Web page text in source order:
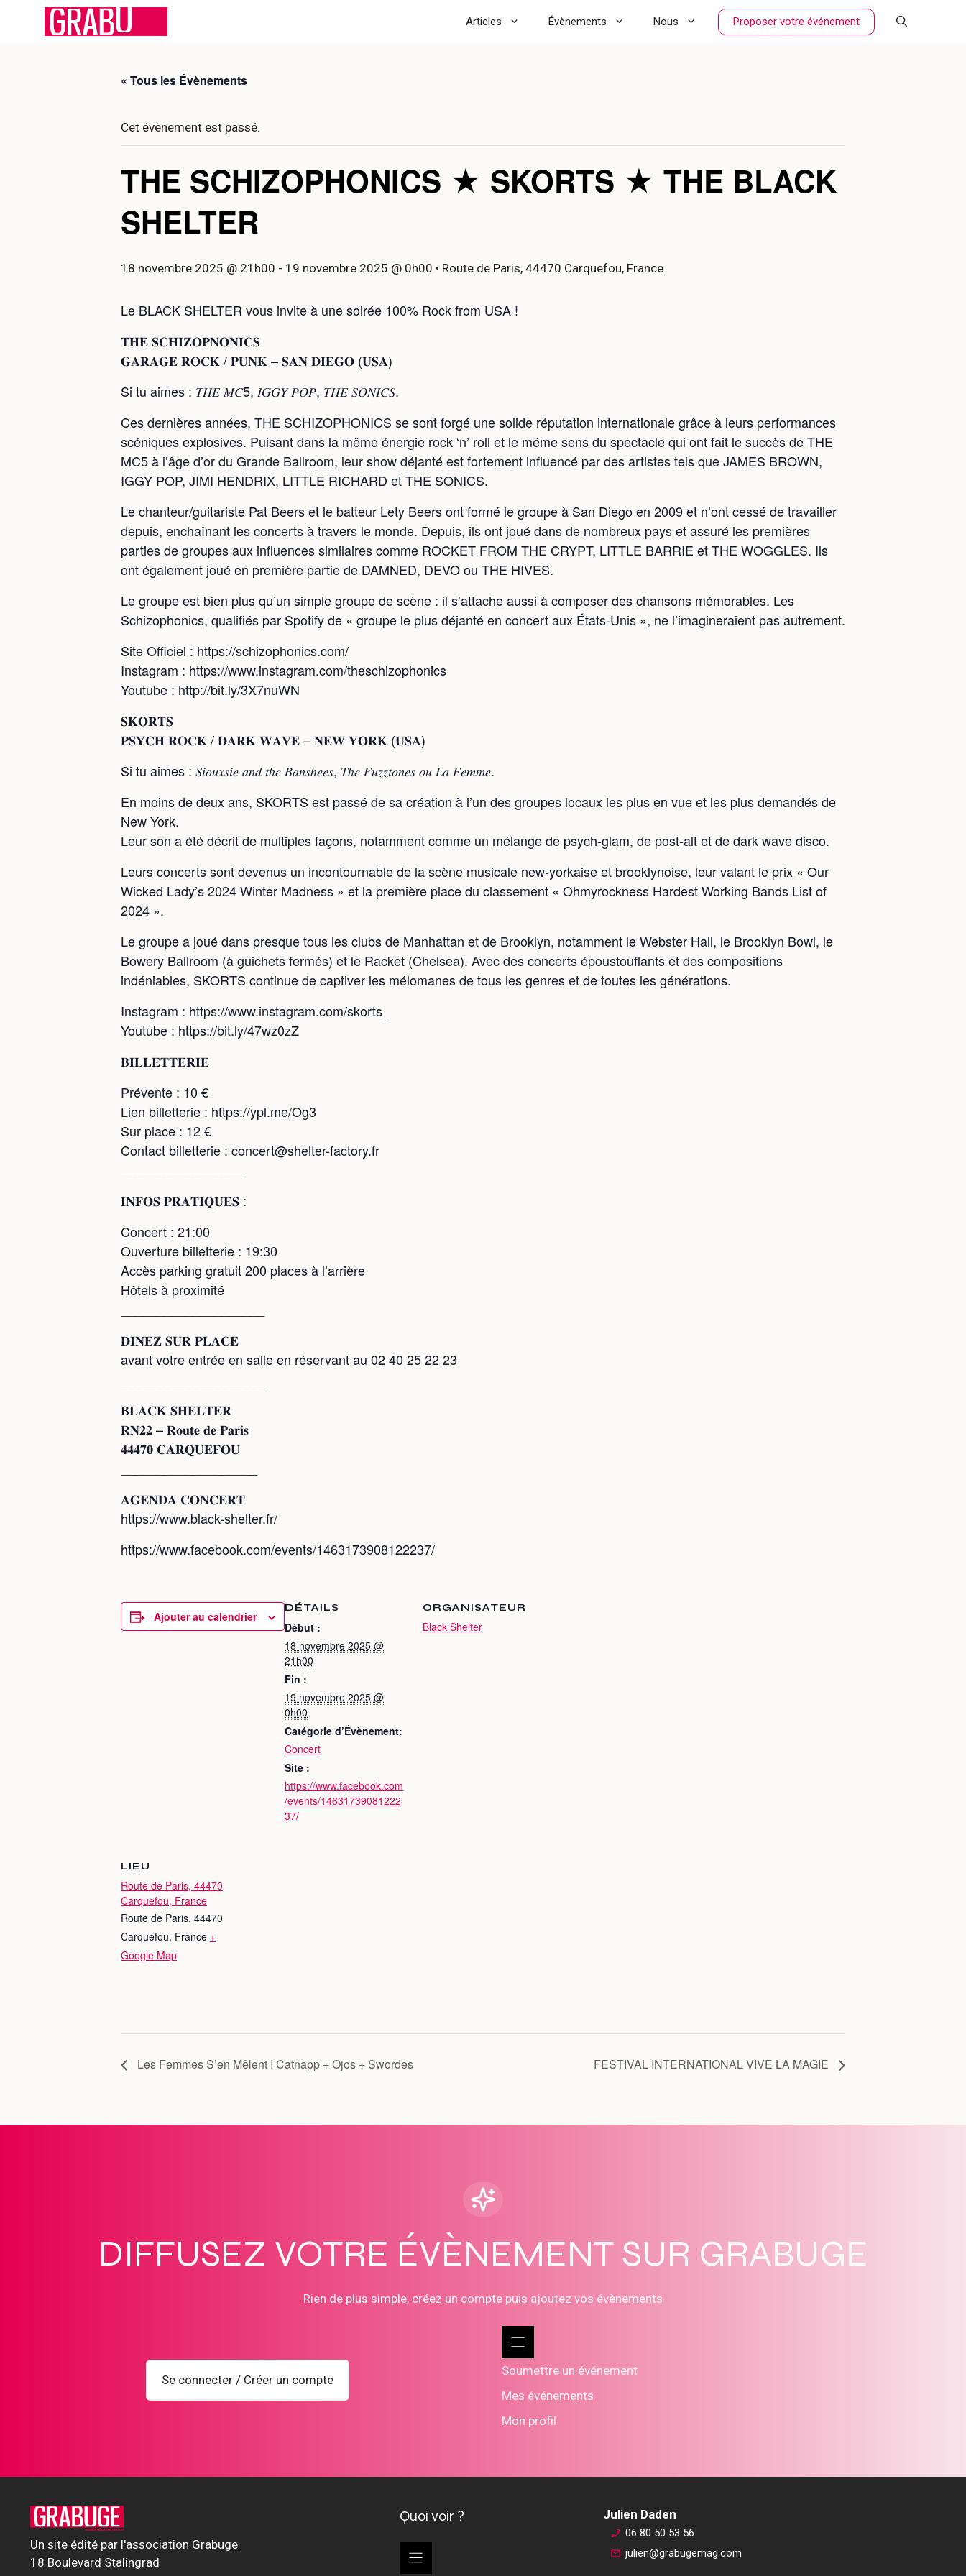
Articles Évènements Nous Proposer votre événement
« Tous les Évènements
Cet évènement est passé.
THE SCHIZOPHONICS ★ SKORTS ★ THE BLACK
SHELTER
18 novembre 2025 @ 21h00 - 19 novembre 2025 @ 0h00 • Route de Paris, 44470 Carquefou, France
Le BLACK SHELTER vous invite à une soirée 100% Rock from USA !
𝐓𝐇𝐄 𝐒𝐂𝐇𝐈𝐙𝐎𝐏𝐍𝐎𝐍𝐈𝐂𝐒
𝐆𝐀𝐑𝐀𝐆𝐄 𝐑𝐎𝐂𝐊 / 𝐏𝐔𝐍𝐊 – 𝐒𝐀𝐍 𝐃𝐈𝐄𝐆𝐎 (𝐔𝐒𝐀)
Si tu aimes : 𝑇𝐻𝐸 𝑀𝐶5, 𝐼𝐺𝐺𝑌 𝑃𝑂𝑃, 𝑇𝐻𝐸 𝑆𝑂𝑁𝐼𝐶𝑆.
Ces dernières années, THE SCHIZOPHONICS se sont forgé une solide réputation internationale grâce à leurs performances
scéniques explosives. Puisant dans la même énergie rock ‘n’ roll et le même sens du spectacle qui ont fait le succès de THE
MC5 à l’âge d’or du Grande Ballroom, leur show déjanté est fortement influencé par des artistes tels que JAMES BROWN,
IGGY POP, JIMI HENDRIX, LITTLE RICHARD et THE SONICS.
Le chanteur/guitariste Pat Beers et le batteur Lety Beers ont formé le groupe à San Diego en 2009 et n’ont cessé de travailler
depuis, enchaînant les concerts à travers le monde. Depuis, ils ont joué dans de nombreux pays et assuré les premières
parties de groupes aux influences similaires comme ROCKET FROM THE CRYPT, LITTLE BARRIE et THE WOGGLES. Ils
ont également joué en première partie de DAMNED, DEVO ou THE HIVES.
Le groupe est bien plus qu’un simple groupe de scène : il s’attache aussi à composer des chansons mémorables. Les
Schizophonics, qualifiés par Spotify de « groupe le plus déjanté en concert aux États-Unis », ne l’imagineraient pas autrement.
Site Officiel : https://schizophonics.com/
Instagram : https://www.instagram.com/theschizophonics
Youtube : http://bit.ly/3X7nuWN
𝐒𝐊𝐎𝐑𝐓𝐒
𝐏𝐒𝐘𝐂𝐇 𝐑𝐎𝐂𝐊 / 𝐃𝐀𝐑𝐊 𝐖𝐀𝐕𝐄 – 𝐍𝐄𝐖 𝐘𝐎𝐑𝐊 (𝐔𝐒𝐀)
Si tu aimes : 𝑆𝑖𝑜𝑢𝑥𝑠𝑖𝑒 𝑎𝑛𝑑 𝑡ℎ𝑒 𝐵𝑎𝑛𝑠ℎ𝑒𝑒𝑠, 𝑇ℎ𝑒 𝐹𝑢𝑧𝑧𝑡𝑜𝑛𝑒𝑠 𝑜𝑢 𝐿𝑎 𝐹𝑒𝑚𝑚𝑒.
En moins de deux ans, SKORTS est passé de sa création à l’un des groupes locaux les plus en vue et les plus demandés de
New York.
Leur son a été décrit de multiples façons, notamment comme un mélange de psych-glam, de post-alt et de dark wave disco.
Leurs concerts sont devenus un incontournable de la scène musicale new-yorkaise et brooklynoise, leur valant le prix « Our
Wicked Lady’s 2024 Winter Madness » et la première place du classement « Ohmyrockness Hardest Working Bands List of
2024 ».
Le groupe a joué dans presque tous les clubs de Manhattan et de Brooklyn, notamment le Webster Hall, le Brooklyn Bowl, le
Bowery Ballroom (à guichets fermés) et le Racket (Chelsea). Avec des concerts époustouflants et des compositions
indéniables, SKORTS continue de captiver les mélomanes de tous les genres et de toutes les générations.
Instagram : https://www.instagram.com/skorts_
Youtube : https://bit.ly/47wz0zZ
𝐁𝐈𝐋𝐋𝐄𝐓𝐓𝐄𝐑𝐈𝐄
Prévente : 10 €
Lien billetterie : https://ypl.me/Og3
Sur place : 12 €
Contact billetterie : concert@shelter-factory.fr
𝐈𝐍𝐅𝐎𝐒 𝐏𝐑𝐀𝐓𝐈𝐐𝐔𝐄𝐒 :
Concert : 21:00
Ouverture billetterie : 19:30
Accès parking gratuit 200 places à l’arrière
Hôtels à proximité
𝐃𝐈𝐍𝐄𝐙 𝐒𝐔𝐑 𝐏𝐋𝐀𝐂𝐄
avant votre entrée en salle en réservant au 02 40 25 22 23
𝐁𝐋𝐀𝐂𝐊 𝐒𝐇𝐄𝐋𝐓𝐄𝐑
𝐑𝐍𝟐𝟐 – 𝐑𝐨𝐮𝐭𝐞 𝐝𝐞 𝐏𝐚𝐫𝐢𝐬
𝟒𝟒𝟒𝟕𝟎 𝐂𝐀𝐑𝐐𝐔𝐄𝐅𝐎𝐔
𝐀𝐆𝐄𝐍𝐃𝐀 𝐂𝐎𝐍𝐂𝐄𝐑𝐓
https://www.black-shelter.fr/
https://www.facebook.com/events/1463173908122237/
Ajouter au calendrier
DÉTAILS
Début :
18 novembre 2025 @
21h00
Fin :
19 novembre 2025 @
0h00
Catégorie d’Évènement:
Concert
Site :
https://www.facebook.com
/events/14631739081222
37/
ORGANISATEUR
Black Shelter
LIEU
Route de Paris, 44470
Carquefou, France
Route de Paris, 44470
Carquefou, France +
Google Map
Les Femmes S’en Mêlent I Catnapp + Ojos + Swordes FESTIVAL INTERNATIONAL VIVE LA MAGIE
DIFFUSEZ VOTRE ÉVÈNEMENT SUR GRABUGE
Rien de plus simple, créez un compte puis ajoutez vos évènements
Se connecter / Créer un compte
Soumettre un événement
Mes événements
Mon profil
Un site édité par l'association Grabuge
18 Boulevard Stalingrad
Quoi voir ? Julien Daden
06 80 50 53 56
julien@grabugemag.com